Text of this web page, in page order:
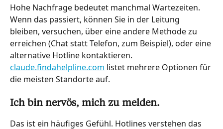
Hohe Nachfrage bedeutet manchmal Wartezeiten.
Wenn das passiert, können Sie in der Leitung
bleiben, versuchen, über eine andere Methode zu
erreichen (Chat statt Telefon, zum Beispiel), oder eine
alternative Hotline kontaktieren.
claude.findahelpline.com listet mehrere Optionen für
die meisten Standorte auf.
Ich bin nervös, mich zu melden.
Das ist ein häufiges Gefühl. Hotlines verstehen das